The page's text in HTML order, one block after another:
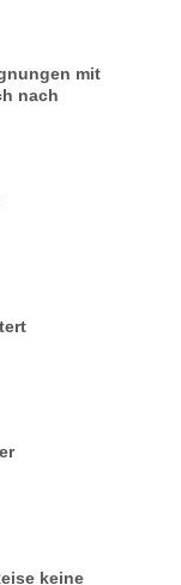
mit
nach
keine